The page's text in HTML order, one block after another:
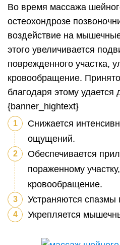
Во время массажа
остеохондрозе
воздействие на
этого увеличивается
поврежденного участка,
кровообращение. Принято
благодаря этому
{banner_hightext}
Снижается
ощущений.
Обеспечивается
пораженному
кровообращение.
Устраняются
Укрепляется